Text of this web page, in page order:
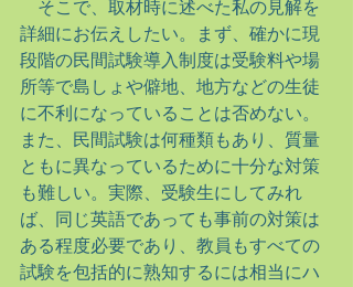
そこで、取材時に述べた私の見解を
詳細にお伝えしたい。まず、確かに現
段階の民間試験導入制度は受験料や場
所等で島しょや僻地、地方などの生徒
に不利になっていることは否めない。
また、民間試験は何種類もあり、質量
ともに異なっているために十分な対策
も難しい。実際、受験生にしてみれ
ば、同じ英語であっても事前の対策は
ある程度必要であり、教員もすべての
試験を包括的に熟知するには相当にハ